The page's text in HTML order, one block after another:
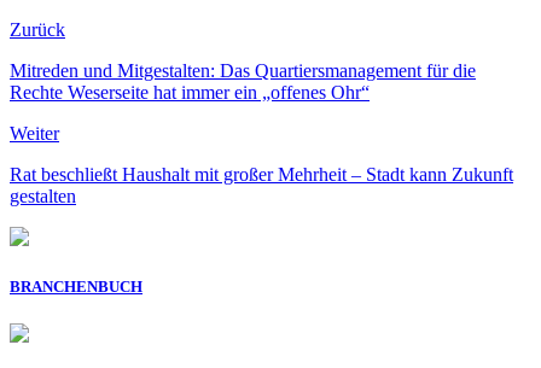
Zurück
Mitreden und Mitgestalten: Das Quartiersmanagement für die
Rechte Weserseite hat immer ein „offenes Ohr“
Weiter
Rat beschließt Haushalt mit großer Mehrheit – Stadt kann Zukunft
gestalten
BRANCHENBUCH